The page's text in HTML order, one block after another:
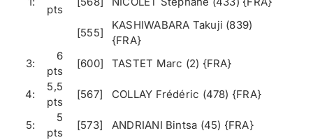
pts
[555]
KASHIWABARA Takuji (839)
{FRA}
3:
6
pts
[600] TASTET Marc (2) {FRA}
4:
5,5
pts
[567] COLLAY Frédéric (478) {FRA}
5:
5
pts
[573] ANDRIANI Bintsa (45) {FRA}